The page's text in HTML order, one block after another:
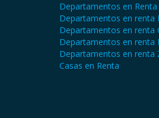
Departamentos en Renta
Departamentos en renta
Departamentos en renta
Departamentos en renta
Departamentos en renta
Casas en Renta